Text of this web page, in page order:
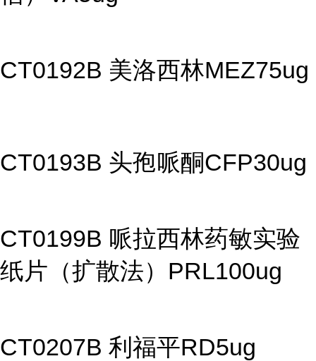
CT0192B 美洛西林MEZ75ug
CT0193B 头孢哌酮CFP30ug
CT0199B 哌拉西林药敏实验
纸片（扩散法）PRL100ug
CT0207B 利福平RD5ug